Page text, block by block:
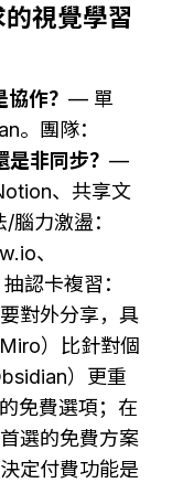
視覺學習
作？ — 單
。團隊：
是非同步？ —
、共享文
力激盪：
、
認卡複習：
對外分享，具
）比針對個
）更重
免費選項；在
選的免費方案
定付費功能是